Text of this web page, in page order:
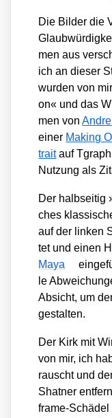
Die Bil­der die
men aus
ich an die­ser
wur­den von
on« und das
men von
einer Making
traitauf
Nut­zung als
Der halb­sei­tig
ches
auf der lin­ken
tet und einen
Maya
le
Absicht, um
gestal­ten.
Der Kirk mit
von mir, ich
rauscht und
Shat­ner
frame-Schä­del